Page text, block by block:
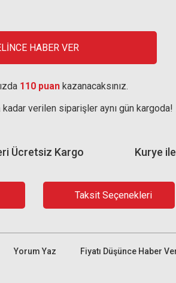
HABER VER
110 puan kazanacaksınız.
kadar verilen siparişler aynı gün kargoda!
Kurye
Ücretsiz Kargo
Taksit Seçenekleri
Yorum Yaz Fiyatı Düşünce Haber